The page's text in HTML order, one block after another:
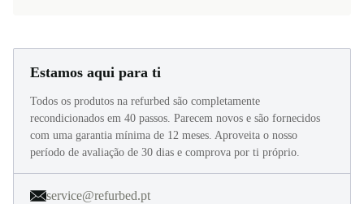
Estamos aqui para ti
Todos os produtos na refurbed são completamente
recondicionados em 40 passos. Parecem novos e são fornecidos
com uma garantia mínima de 12 meses. Aproveita o nosso
período de avaliação de 30 dias e comprova por ti próprio.
service@refurbed.pt